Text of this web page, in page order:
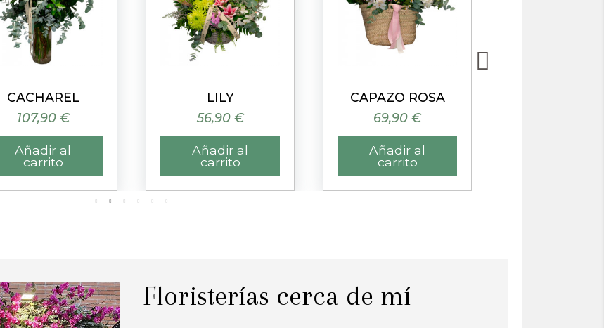
CACHAREL
107,90 €
Añadir al
carrito
LILY
56,90 €
Añadir al
carrito
CAPAZO ROSA
69,90 €
Añadir al
carrito
Floristerías cerca de mí